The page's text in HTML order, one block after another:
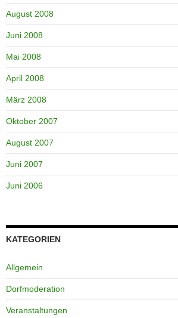
August 2008
Juni 2008
Mai 2008
April 2008
März 2008
Oktober 2007
August 2007
Juni 2007
Juni 2006
KATEGORIEN
Allgemein
Dorfmoderation
Veranstaltungen